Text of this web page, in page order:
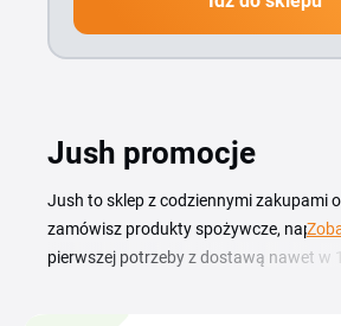
Jush promocje
Jush to sklep z codziennymi zakupami
zamówisz produkty spożywcze, napoje,
pierwszej potrzeby z dostawą nawet w